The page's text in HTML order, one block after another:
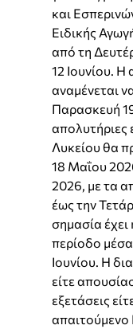
και
Ειδικής
από τη
12 Ιουνίου.
αναμένεται
Παρασκευή
απολυτήριες
Λυκείου θα
18 Μαΐου
2026, με τα
έως την
σημασία έχει
περίοδο
Ιουνίου. Η
είτε
εξετάσεις